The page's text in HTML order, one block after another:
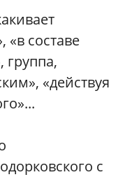
«в составе
группа,
«действуя
с